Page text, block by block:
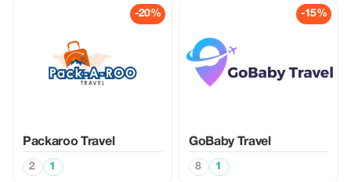
-20%
Packaroo Travel
2 1
-15%
GoBaby Travel
8 1